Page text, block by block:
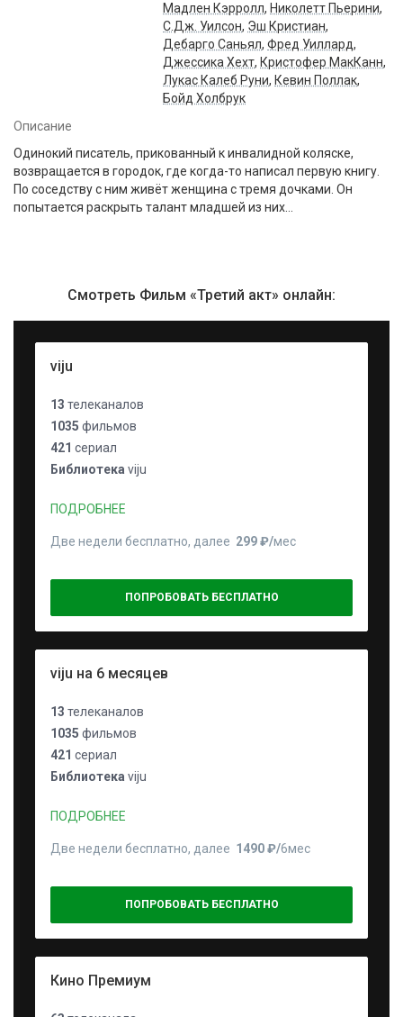
Мадлен Кэрролл, Николетт Пьерини,
С.Дж. Уилсон, Эш Кристиан,
Дебарго Саньял, Фред Уиллард,
Джессика Хехт, Кристофер МакКанн,
Лукас Калеб Руни, Кевин Поллак,
Бойд Холбрук
Описание
Одинокий писатель, прикованный к инвалидной коляске,
возвращается в городок, где когда-то написал первую книгу.
По соседству с ним живёт женщина с тремя дочками. Он
попытается раскрыть талант младшей из них...
Смотреть Фильм «Третий акт» онлайн:
viju
13 телеканалов
1035 фильмов
421 сериал
Библиотека viju
ПОДРОБНЕЕ
Две недели бесплатно, далее 299 ₽⁠/⁠мес
ПОПРОБОВАТЬ БЕСПЛАТНО
viju на 6 месяцев
13 телеканалов
1035 фильмов
421 сериал
Библиотека viju
ПОДРОБНЕЕ
Две недели бесплатно, далее 1490 ₽⁠/⁠6мес
ПОПРОБОВАТЬ БЕСПЛАТНО
Кино Премиум